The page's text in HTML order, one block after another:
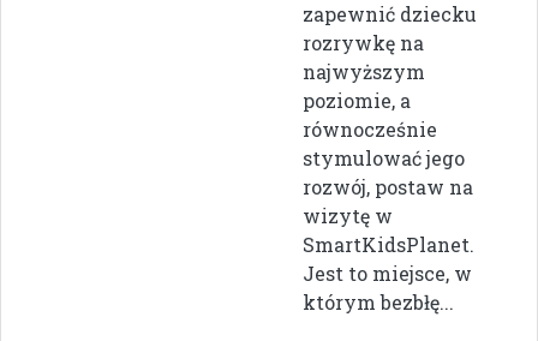
zapewnić dziecku
rozrywkę na
najwyższym
poziomie, a
równocześnie
stymulować jego
rozwój, postaw na
wizytę w
SmartKidsPlanet.
Jest to miejsce, w
którym bezbłę...